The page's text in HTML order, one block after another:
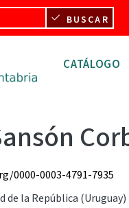
BUSCAR
CATÁLOGO
0000-0003-4791-7935
de la República (Uruguay)